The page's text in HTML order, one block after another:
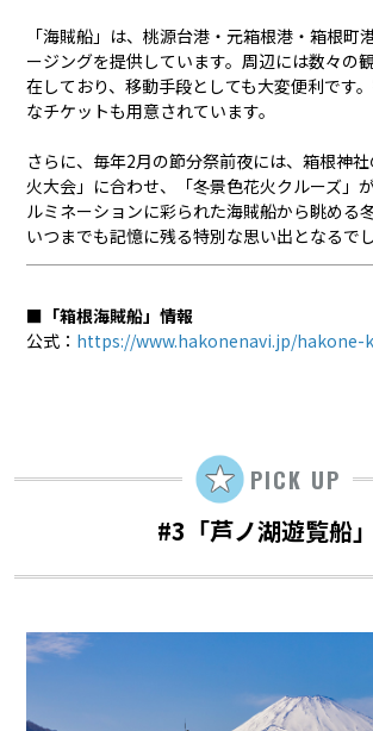
「海賊船」は、桃源台港・元箱根港・箱根町
ージングを提供しています。周辺には数々の
在しており、移動手段としても大変便利です
なチケットも用意されています。
さらに、毎年2月の節分祭前夜には、箱根神
火大会」に合わせ、「冬景色花火クルーズ」
ルミネーションに彩られた海賊船から眺める
いつまでも記憶に残る特別な思い出となるでし
■「箱根海賊船」情報
公式： https://www.hakonenavi.jp/hakone-
PICK UP
#3「芦ノ湖遊覧船」